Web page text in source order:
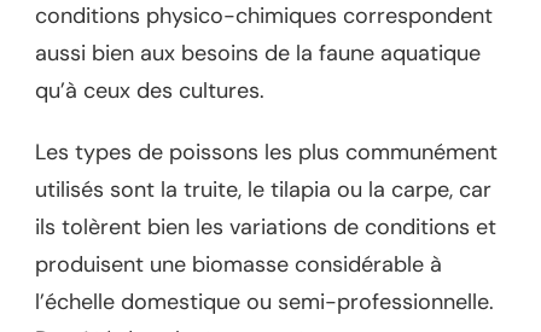
conditions physico-chimiques correspondent
aussi bien aux besoins de la faune aquatique
qu’à ceux des cultures.
Les types de poissons les plus communément
utilisés sont la truite, le tilapia ou la carpe, car
ils tolèrent bien les variations de conditions et
produisent une biomasse considérable à
l’échelle domestique ou semi-professionnelle.